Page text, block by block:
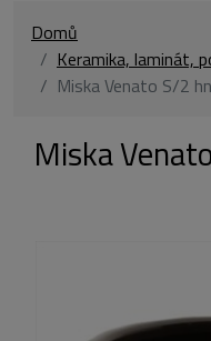
Domů
Keramika, laminát,
Miska Venato S/2
Miska